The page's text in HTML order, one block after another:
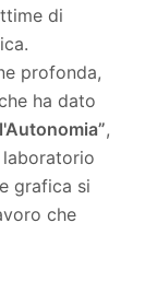
di
profonda,
ha dato
,
grafica si
che